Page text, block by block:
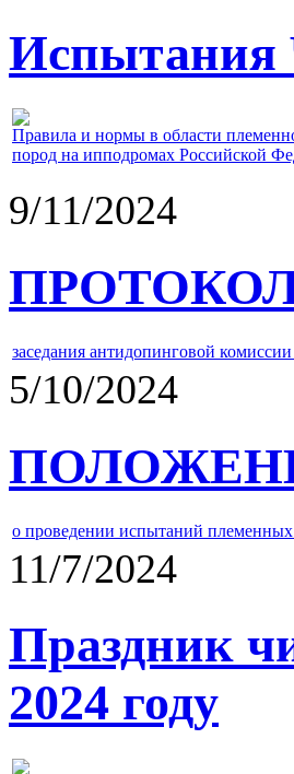
Испытания
Правила и нормы в области
пород на ипподромах Российской
9/11/2024
заседания антидопинговой
5/10/2024
о проведении испытаний
11/7/2024
Праздник
2024 году